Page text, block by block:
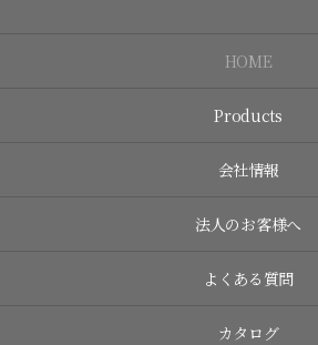
HOME
Products
会社情報
法人のお客様へ
よくある質問
カタログ